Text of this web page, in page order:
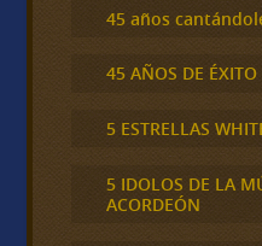
45 años
45 AÑOS DE ÉXITO
5 ESTRELLAS
5 IDOLOS DE LA
ACORDEÓN